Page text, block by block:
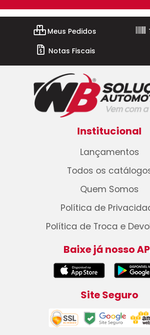
Meus Pedidos
Notas Fiscais
Institucional
Lançamentos
Todos os
Quem Somos
Política de
Política de Troca e
Baixe já nosso
Site Seguro